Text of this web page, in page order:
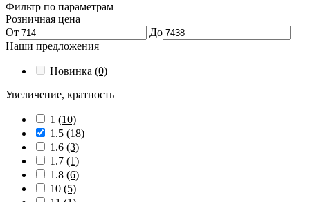
Фильтр по параметрам
Розничная цена
От
До
Наши предложения
Новинка (0)
Увеличение, кратность
1 (10)
1.5 (18)
1.6 (3)
1.7 (1)
1.8 (6)
10 (5)